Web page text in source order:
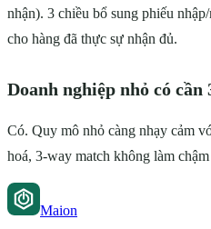
nhận). 3 chiều bổ sung phiếu
cho hàng đã thực sự nhận đủ.
Doanh nghiệp nhỏ có
Có. Quy mô nhỏ càng nhạy cảm
hoá, 3-way match không làm
Maion